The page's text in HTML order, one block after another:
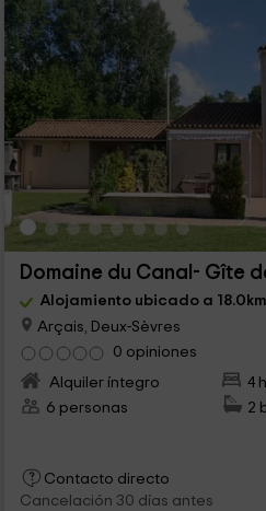
Domaine du Canal- Gîte
Alojamiento ubicado a
Arçais, Deux-Sèvres
0 opiniones
Alquiler íntegro
4
6 personas
2
Contacto directo
Cancelación 30 días antes